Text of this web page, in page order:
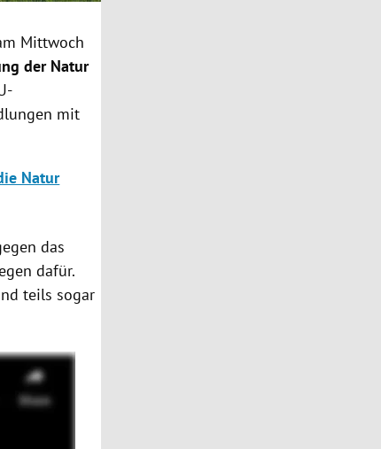
Mittwoch
der Natur
mit
Natur
das
dafür.
teils sogar